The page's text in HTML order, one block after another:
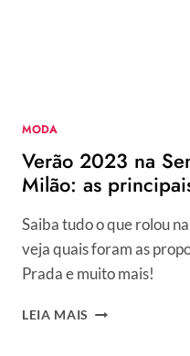
MODA
Verão 2023 na
Milão: as
Saiba tudo o que rolou
veja quais foram as
Prada e muito mais!
LEIA MAIS VERÃO